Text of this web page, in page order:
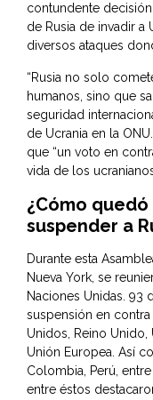
contundente
de Rusia de invadir a
diversos ataques
“Rusia no solo
humanos, sino que
seguridad
de Ucrania en la
que “un voto en
vida de los
¿Cómo
suspender a
Durante esta
Nueva York, se
Naciones Unidas. 93
suspensión en
Unidos, Reino
Unión Europea. Así
Colombia, Perú,
entre éstos